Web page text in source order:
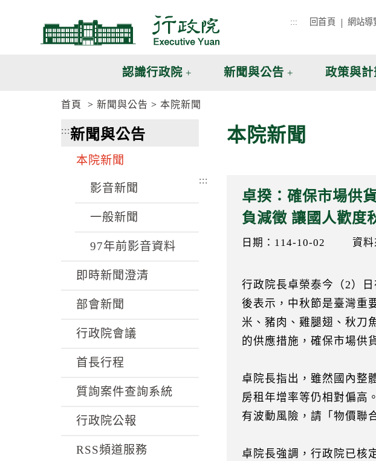
::: 回首頁 網站導
認識行政院 新聞與公告 政策與計
首頁 新聞與公告 本院新聞
:::新聞與公告
本院新聞
影音新聞
一般新聞
97年前影音資料
即時新聞澄清
部會新聞
行政院會議
首長行程
質詢案件查詢系統
行政院公報
RSS頻道服務
本院新聞
:::
卓揆：確保市場供
負減徵 讓國人歡度
日期：114-10-02 資
行政院長卓榮泰今（2）
後表示，中秋節是臺灣重
米、豬肉、雞腿翅、秋刀
的供應措施，確保市場供
卓院長指出，雖然國內整
房租年增率等仍相對偏高
有波動風險，請「物價聯
卓院長強調，行政院已核